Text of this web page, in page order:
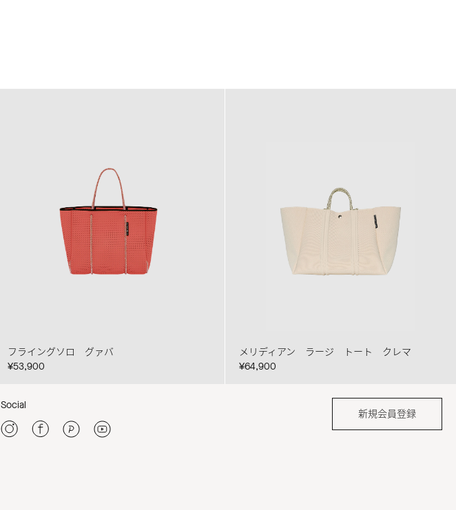
フライングソロ グァバ
¥53,900
メリディアン ラージ トート クレマ
¥64,900
Social
新規会員登録